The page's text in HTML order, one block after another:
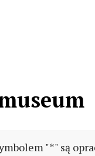
"*" są